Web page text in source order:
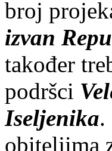
broj
izvan
također
podršci
Iseljenika.
obiteljima